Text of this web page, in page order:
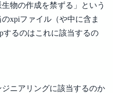
物の作成を禁ずる」という
xpiファイル（や中に含ま
するのはこれに該当するの
ニアリングに該当するのか